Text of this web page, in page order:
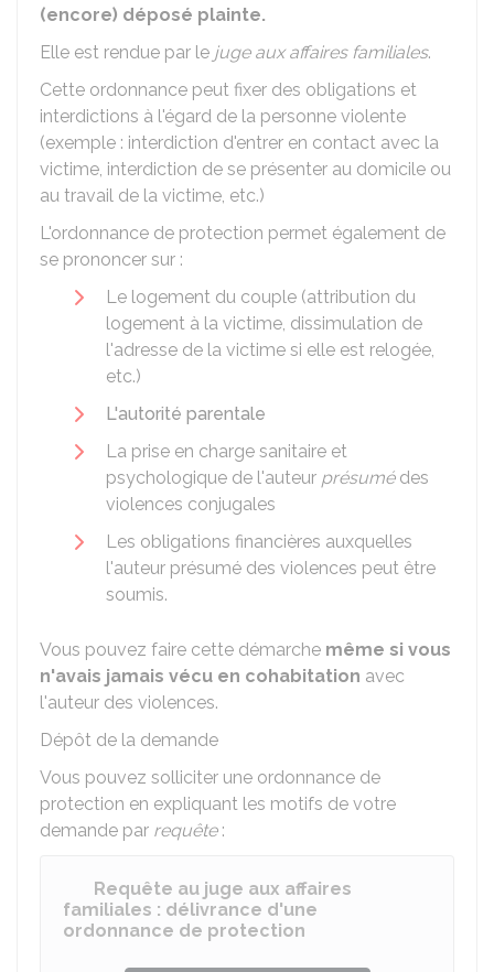
(encore) déposé plainte.
Elle est rendue par le juge aux affaires familiales.
Cette ordonnance peut fixer des obligations et
interdictions à l'égard de la personne violente
(exemple : interdiction d'entrer en contact avec la
victime, interdiction de se présenter au domicile ou
au travail de la victime, etc.)
L'ordonnance de protection permet également de
se prononcer sur :
Le logement du couple (attribution du
logement à la victime, dissimulation de
l'adresse de la victime si elle est relogée,
etc.)
L'autorité parentale
La prise en charge sanitaire et
psychologique de l'auteur présumédes
violences conjugales
Les obligations financières auxquelles
l'auteur présumé des violences peut être
soumis.
Vous pouvez faire cette démarche même si vous
n'avais jamais vécu en cohabitation avec
l'auteur des violences.
Dépôt de la demande
Vous pouvez solliciter une ordonnance de
protection en expliquant les motifs de votre
demande par requête:
Requête au juge aux affaires
familiales : délivrance d'une
ordonnance de protection